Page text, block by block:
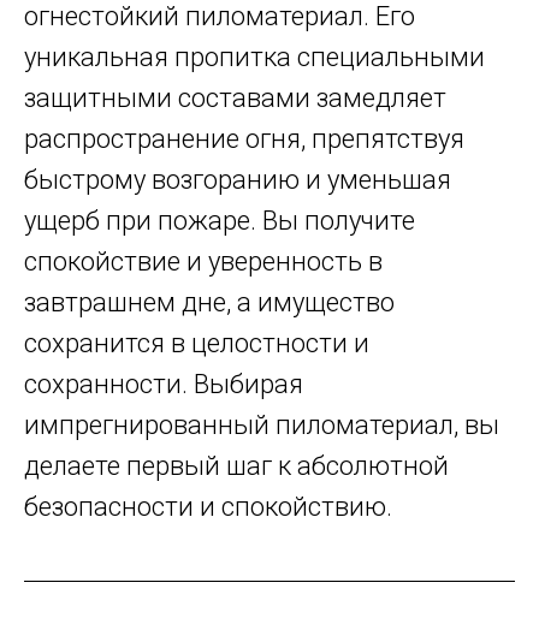
огнестойкий пиломатериал. Его
уникальная пропитка специальными
защитными составами замедляет
распространение огня, препятствуя
быстрому возгоранию и уменьшая
ущерб при пожаре. Вы получите
спокойствие и уверенность в
завтрашнем дне, а имущество
сохранится в целостности и
сохранности. Выбирая
импрегнированный пиломатериал, вы
делаете первый шаг к абсолютной
безопасности и спокойствию.